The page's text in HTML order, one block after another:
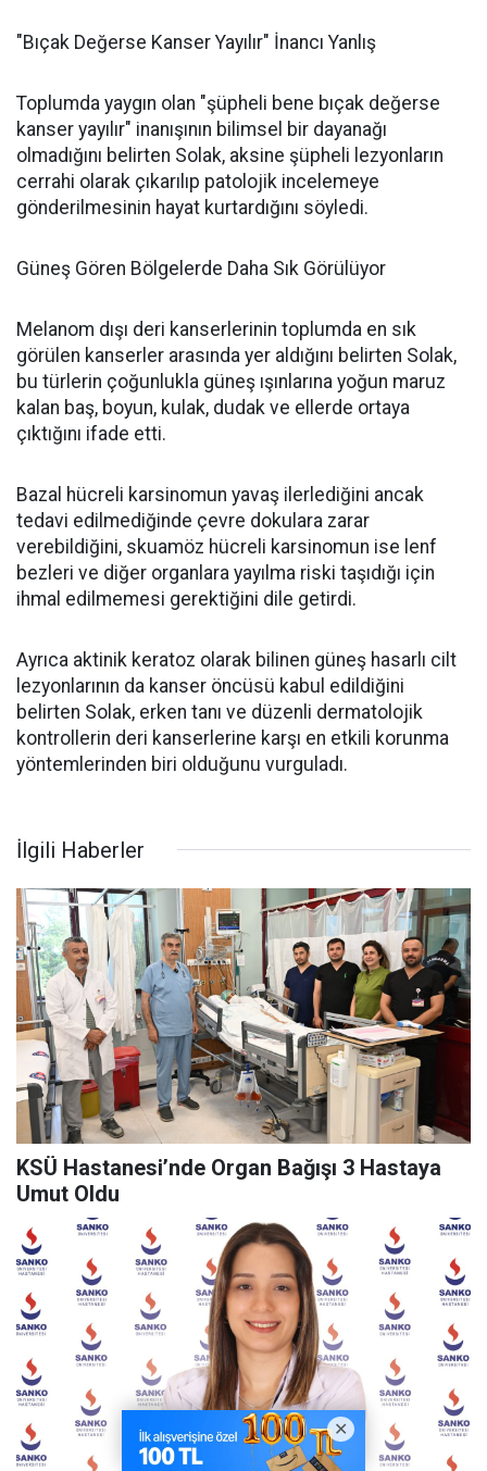
"Bıçak Değerse Kanser Yayılır" İnancı Yanlış
Toplumda yaygın olan "şüpheli bene bıçak değerse
kanser yayılır" inanışının bilimsel bir dayanağı
olmadığını belirten Solak, aksine şüpheli lezyonların
cerrahi olarak çıkarılıp patolojik incelemeye
gönderilmesinin hayat kurtardığını söyledi.
Güneş Gören Bölgelerde Daha Sık Görülüyor
Melanom dışı deri kanserlerinin toplumda en sık
görülen kanserler arasında yer aldığını belirten Solak,
bu türlerin çoğunlukla güneş ışınlarına yoğun maruz
kalan baş, boyun, kulak, dudak ve ellerde ortaya
çıktığını ifade etti.
Bazal hücreli karsinomun yavaş ilerlediğini ancak
tedavi edilmediğinde çevre dokulara zarar
verebildiğini, skuamöz hücreli karsinomun ise lenf
bezleri ve diğer organlara yayılma riski taşıdığı için
ihmal edilmemesi gerektiğini dile getirdi.
Ayrıca aktinik keratoz olarak bilinen güneş hasarlı cilt
lezyonlarının da kanser öncüsü kabul edildiğini
belirten Solak, erken tanı ve düzenli dermatolojik
kontrollerin deri kanserlerine karşı en etkili korunma
yöntemlerinden biri olduğunu vurguladı.
İlgili Haberler
KSÜ Hastanesi’nde Organ Bağışı 3 Hastaya
Umut Oldu